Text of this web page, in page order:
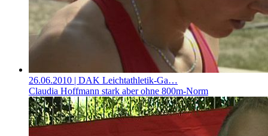
26.06.2010 | DAK Leichtathletik-Ga…
Claudia Hoffmann stark aber ohne 800m-Norm